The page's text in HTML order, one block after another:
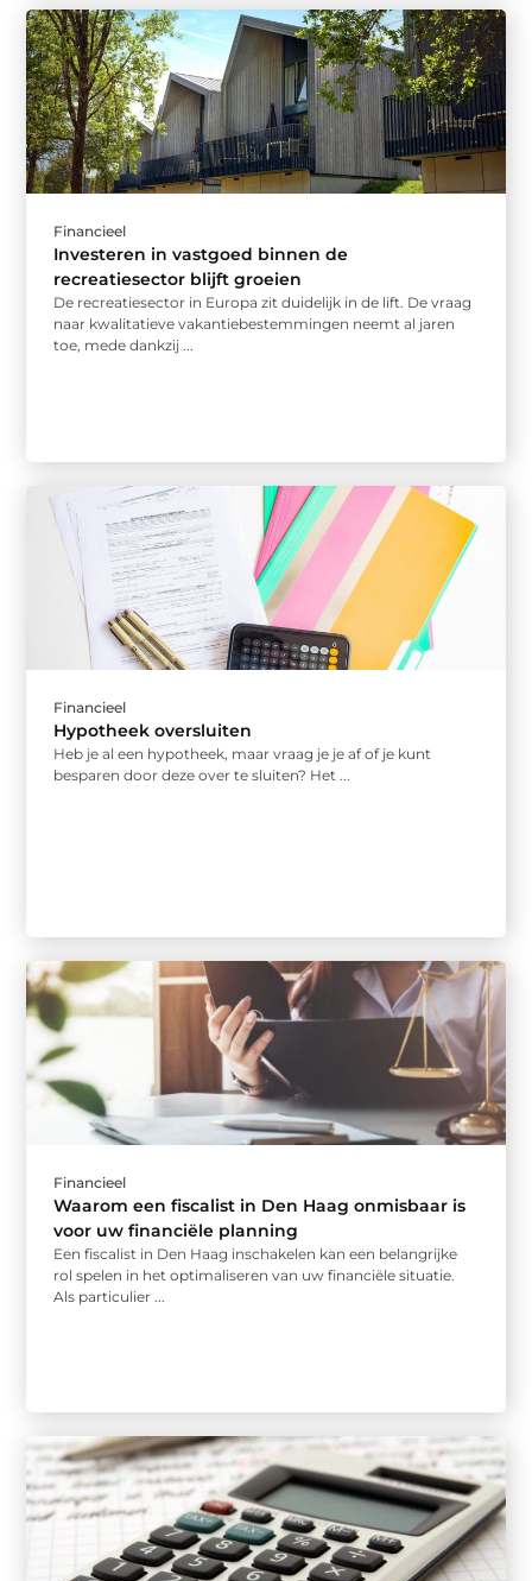
Financieel
Investeren in vastgoed binnen de
recreatiesector blijft groeien
De recreatiesector in Europa zit duidelijk in de lift. De vraag
naar kwalitatieve vakantiebestemmingen neemt al jaren
toe, mede dankzij ...
Financieel
Hypotheek oversluiten
Heb je al een hypotheek, maar vraag je je af of je kunt
besparen door deze over te sluiten? Het ...
Financieel
Waarom een fiscalist in Den Haag onmisbaar is
voor uw financiële planning
Een fiscalist in Den Haag inschakelen kan een belangrijke
rol spelen in het optimaliseren van uw financiële situatie.
Als particulier ...